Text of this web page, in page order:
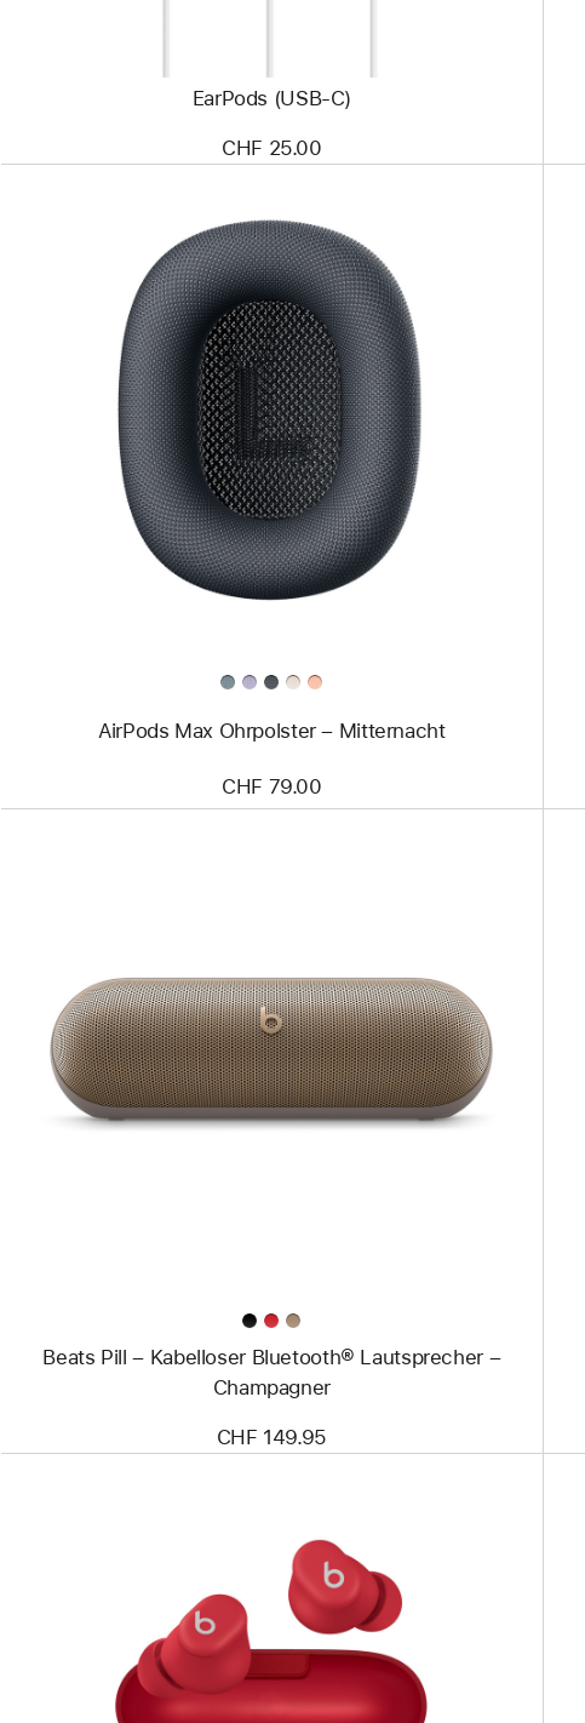
EarPods (USB-C)
CHF 25.00
Zurück
Bild
-
AirPods
Max
Ohrpolster –
Mitternacht
AirPods Max Ohrpolster – Mitternacht
CHF 79.00
Zurück
Bild
-
Beats
Pill
–
Beats Pill – Kabelloser Bluetooth® Lautsprecher –
Champagner
CHF 149.95
Zurück
Bild
-